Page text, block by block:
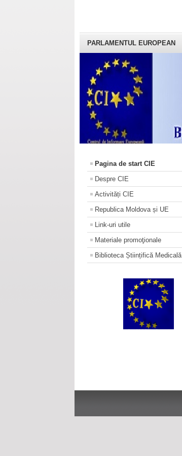
PARLAMENTUL EUROPEAN
Pagina de start CIE
Despre CIE
Activități CIE
Republica Moldova și UE
Link-uri utile
Materiale promoţionale
Biblioteca Științifică Medicală